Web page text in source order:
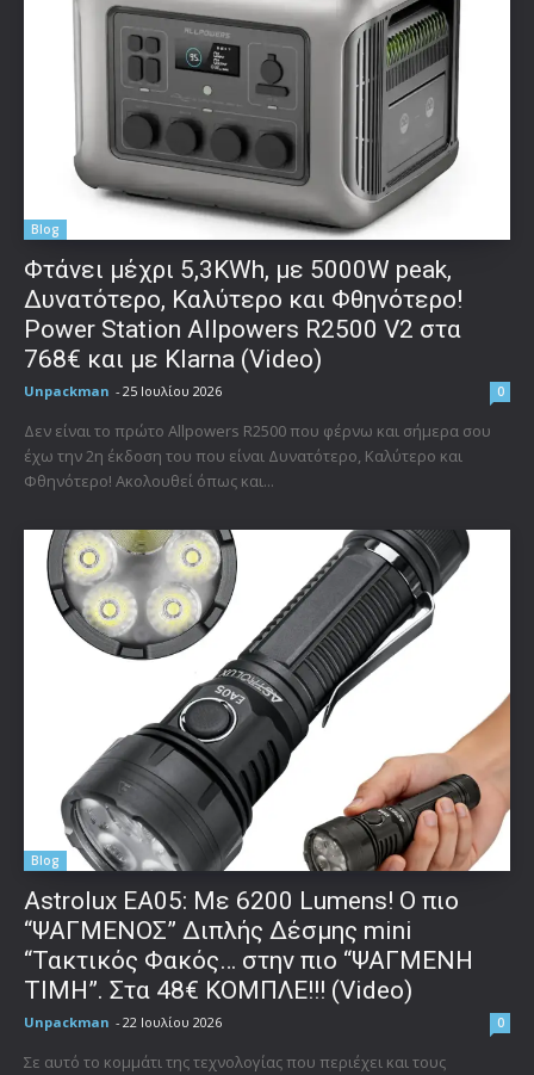
Blog
Φτάνει μέχρι 5,3KWh, με 5000W peak,
Δυνατότερο, Καλύτερο και Φθηνότερο!
Power Station Allpowers R2500 V2 στα
768€ και με Klarna (Video)
Unpackman - 25 Ιουλίου 2026 0
Δεν είναι το πρώτο Allpowers R2500 που φέρνω και σήμερα σου
έχω την 2η έκδοση του που είναι Δυνατότερο, Καλύτερο και
Φθηνότερο! Ακολουθεί όπως και...
Blog
Astrolux ΕΑ05: Με 6200 Lumens! Ο πιο
“ΨΑΓΜΕΝΟΣ” Διπλής Δέσμης mini
“Τακτικός Φακός… στην πιο “ΨΑΓΜΕΝΗ
ΤΙΜΗ”. Στα 48€ ΚΟΜΠΛΕ!!! (Video)
Unpackman - 22 Ιουλίου 2026 0
Σε αυτό το κομμάτι της τεχνολογίας που περιέχει και τους